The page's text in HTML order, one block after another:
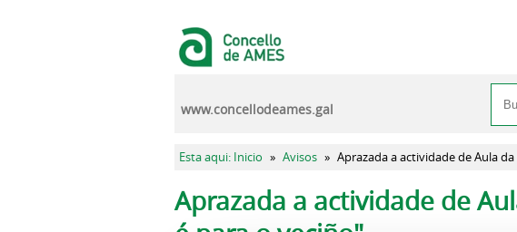
www.concellodeames.gal
Vostede está aquí
Esta aqui: Inicio » Avisos » Aprazada a actividade de Aula
Pestanas principais
Aprazada a actividade de